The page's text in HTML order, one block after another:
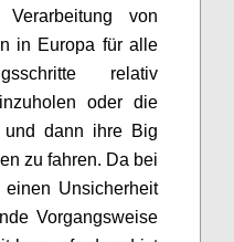
von
in Europa für alle
relativ
oder die
und dann ihre Big
zu fahren. Da bei
Unsicherheit
Vorgangsweise